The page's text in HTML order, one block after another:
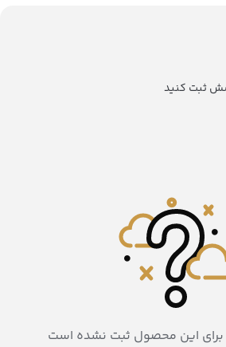
ثبت کنید
این محصول ثبت نشده است